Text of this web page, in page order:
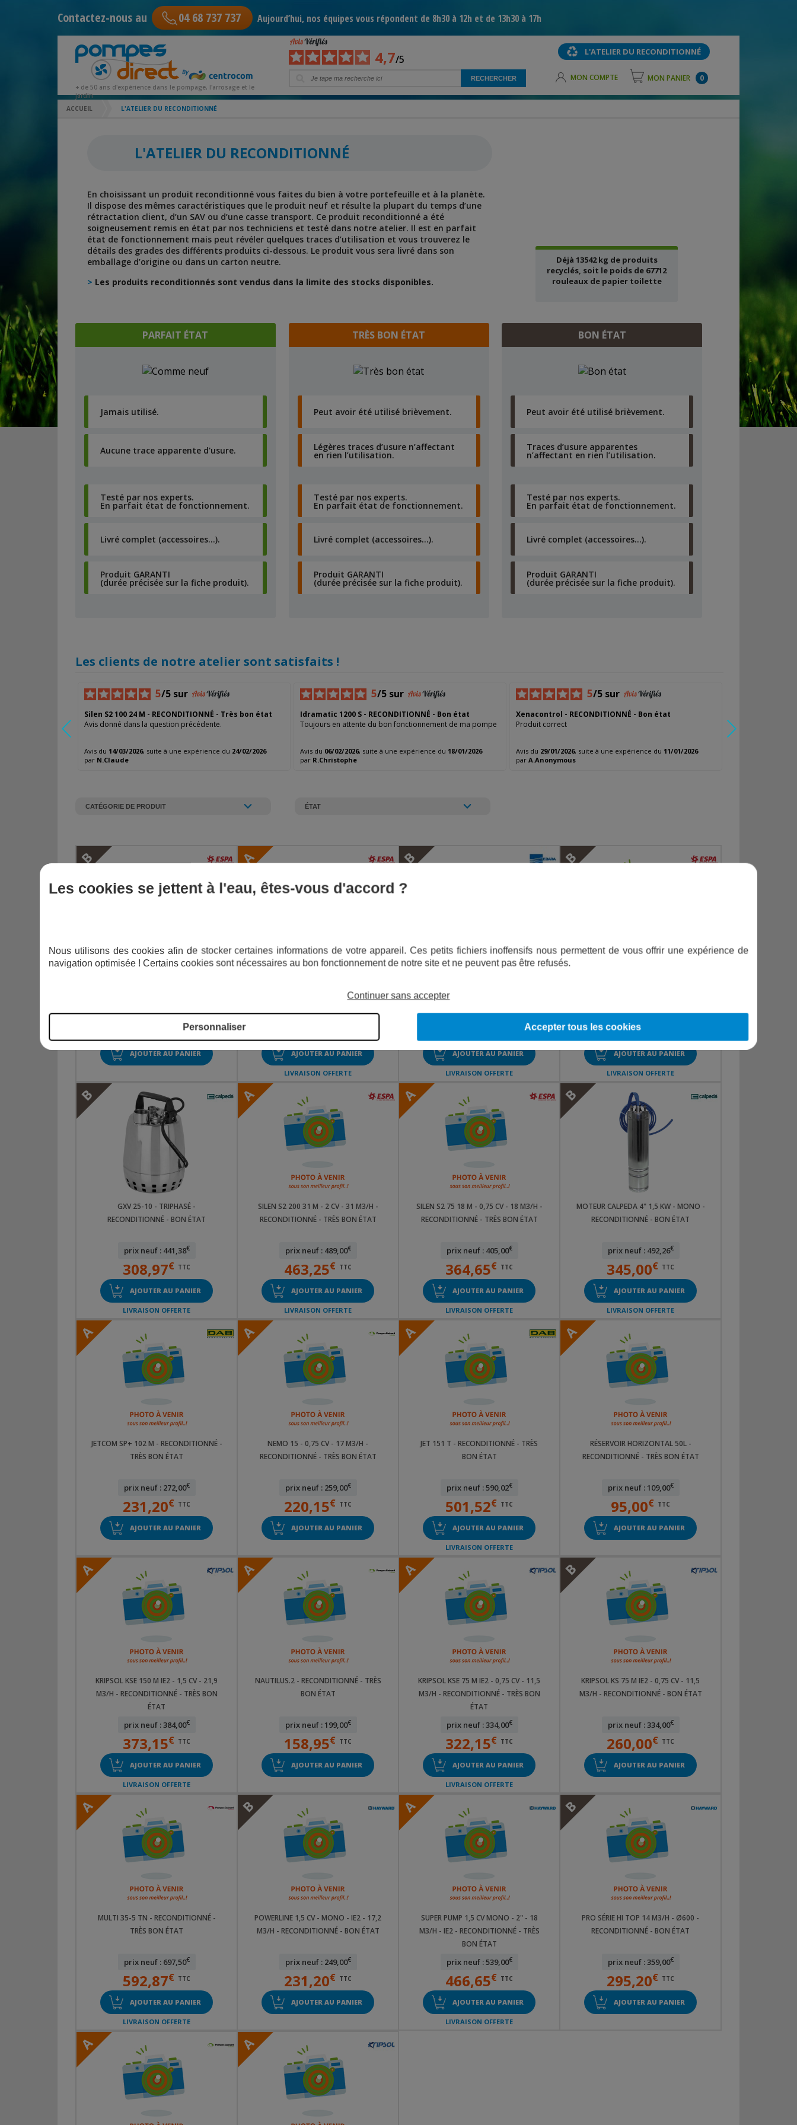
Contactez-nous au 04 68 737 737 Aujourd’hui, nos équipes vous répondent de 8h30 à 12h et de 13h30 à 17h
L'ATELIER DU RECONDITIONNÉ
+ de 50 ans d'expérience dans le pompage, l'arrosage et le
jardin
4,7/5
MON COMPTE MON PANIER 0
L'ATELIER DU RECONDITIONNÉ
En choisissant un produit reconditionné vous faites du bien à votre portefeuille et à la planète.
Il dispose des mêmes caractéristiques que le produit neuf et résulte la plupart du temps d’une
rétractation client, d’un SAV ou d’une casse transport. Ce produit reconditionné a été
soigneusement remis en état par nos techniciens et testé dans notre atelier. Il est en parfait
état de fonctionnement mais peut révéler quelques traces d’utilisation et vous trouverez le
détails des grades des différents produits ci-dessous. Le produit vous sera livré dans son
emballage d’origine ou dans un carton neutre.
> Les produits reconditionnés sont vendus dans la limite des stocks disponibles.
Déjà 13542 kg de produits
recyclés, soit le poids de 67712
rouleaux de papier toilette
PARFAIT ÉTAT
Jamais utilisé.
Aucune trace apparente d'usure.
Testé par nos experts.
En parfait état de fonctionnement.
Livré complet (accessoires…).
Produit GARANTI
(durée précisée sur la fiche produit).
TRÈS BON ÉTAT
Peut avoir été utilisé brièvement.
Légères traces d’usure n’affectant
en rien l’utilisation.
Testé par nos experts.
En parfait état de fonctionnement.
Livré complet (accessoires…).
Produit GARANTI
(durée précisée sur la fiche produit).
BON ÉTAT
Peut avoir été utilisé brièvement.
Traces d’usure apparentes
n’affectant en rien l’utilisation.
Testé par nos experts.
En parfait état de fonctionnement.
Livré complet (accessoires…).
Produit GARANTI
(durée précisée sur la fiche produit).
Les clients de notre atelier sont satisfaits !
5/5 sur
Silen S2 100 24 M - RECONDITIONNÉ - Très bon état
Avis donné dans la question précédente.
Avis du 14/03/2026, suite à une expérience du 24/02/2026
par N.Claude
5/5 sur
Idramatic 1200 S - RECONDITIONNÉ - Bon état
Toujours en attente du bon fonctionnement de ma pompe
Avis du 06/02/2026, suite à une expérience du 18/01/2026
par R.Christophe
5/5 sur
Xenacontrol - RECONDITIONNÉ - Bon état
Produit correct
Avis du 29/01/2026, suite à une expérience du 11/01/2026
par A.Anonymous
Voir si, dans la
B
POOL T - RECONDITIONNÉ - BON ÉTAT
prix neuf : 219,00€
TTC
AJOUTER AU PANIER
A
SILEN S2 300 36 T - 3 CV - 36 M3/H -
prix neuf : 565,00€
AJOUTER AU PANIER
LIVRAISON OFFERTE
B
3M/I 50-200/9,2 - RECONDITIONNÉ -
prix neuf : 3 356,95€
AJOUTER AU PANIER
LIVRAISON OFFERTE
B
prix neuf : 405,00€
343,20
AJOUTER AU PANIER
LIVRAISON OFFERTE
B
GXV 25-10 - TRIPHASÉ -
RECONDITIONNÉ - BON ÉTAT
prix neuf : 441,38€
308,97€ TTC
AJOUTER AU PANIER
LIVRAISON OFFERTE
A
SILEN S2 200 31 M - 2 CV - 31 M3/H -
RECONDITIONNÉ - TRÈS BON ÉTAT
prix neuf : 489,00€
463,25€ TTC
AJOUTER AU PANIER
LIVRAISON OFFERTE
A
SILEN S2 75 18 M - 0,75 CV - 18 M3/H -
RECONDITIONNÉ - TRÈS BON ÉTAT
prix neuf : 405,00€
364,65€ TTC
AJOUTER AU PANIER
LIVRAISON OFFERTE
B
MOTEUR CALPEDA 4" 1,5 KW - MONO -
RECONDITIONNÉ - BON ÉTAT
prix neuf : 492,26€
345,00€ TTC
AJOUTER AU PANIER
LIVRAISON OFFERTE
A
JETCOM SP+ 102 M - RECONDITIONNÉ -
TRÈS BON ÉTAT
prix neuf : 272,00€
231,20€ TTC
AJOUTER AU PANIER
A
NEMO 15 - 0,75 CV - 17 M3/H -
RECONDITIONNÉ - TRÈS BON ÉTAT
prix neuf : 259,00€
220,15€ TTC
AJOUTER AU PANIER
A
JET 151 T - RECONDITIONNÉ - TRÈS
BON ÉTAT
prix neuf : 590,02€
501,52€ TTC
AJOUTER AU PANIER
LIVRAISON OFFERTE
A
RÉSERVOIR HORIZONTAL 50L -
RECONDITIONNÉ - TRÈS BON ÉTAT
prix neuf : 109,00€
95,00€ TTC
AJOUTER AU PANIER
A
KRIPSOL KSE 150 M IE2 - 1,5 CV - 21,9
M3/H - RECONDITIONNÉ - TRÈS BON
ÉTAT
prix neuf : 384,00€
373,15€ TTC
AJOUTER AU PANIER
LIVRAISON OFFERTE
A
NAUTILUS.2 - RECONDITIONNÉ - TRÈS
BON ÉTAT
prix neuf : 199,00€
158,95€ TTC
AJOUTER AU PANIER
A
KRIPSOL KSE 75 M IE2 - 0,75 CV - 11,5
M3/H - RECONDITIONNÉ - TRÈS BON
ÉTAT
prix neuf : 334,00€
322,15€ TTC
AJOUTER AU PANIER
LIVRAISON OFFERTE
B
KRIPSOL KS 75 M IE2 - 0,75 CV - 11,5
M3/H - RECONDITIONNÉ - BON ÉTAT
prix neuf : 334,00€
260,00€ TTC
AJOUTER AU PANIER
A
MULTI 35-5 TN - RECONDITIONNÉ -
TRÈS BON ÉTAT
prix neuf : 697,50€
592,87€ TTC
AJOUTER AU PANIER
LIVRAISON OFFERTE
B
POWERLINE 1,5 CV - MONO - IE2 - 17,2
M3/H - RECONDITIONNÉ - BON ÉTAT
prix neuf : 249,00€
231,20€ TTC
AJOUTER AU PANIER
A
SUPER PUMP 1,5 CV MONO - 2" - 18
M3/H - IE2 - RECONDITIONNÉ - TRÈS
BON ÉTAT
prix neuf : 539,00€
466,65€ TTC
AJOUTER AU PANIER
LIVRAISON OFFERTE
B
PRO SÉRIE HI TOP 14 M3/H - Ø600 -
RECONDITIONNÉ - BON ÉTAT
prix neuf : 359,00€
295,20€ TTC
AJOUTER AU PANIER
A A
ACCUEIL L'ATELIER DU RECONDITIONNÉ
Les cookies se jettent à l'eau, êtes-vous d'accord ?
Nous utilisons des cookies afin de stocker certaines informations de votre appareil. Ces petits fichiers inoffensifs nous permettent de vous offrir une expérience de
navigation optimisée ! Certains cookies sont nécessaires au bon fonctionnement de notre site et ne peuvent pas être refusés.
Continuer sans accepter
Personnaliser Accepter tous les cookies